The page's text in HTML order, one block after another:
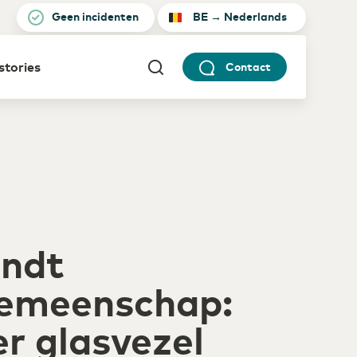
Geen incidenten BE → Nederlands
Contact
met industrie 4.0
en inzet ICT-
glasvezel